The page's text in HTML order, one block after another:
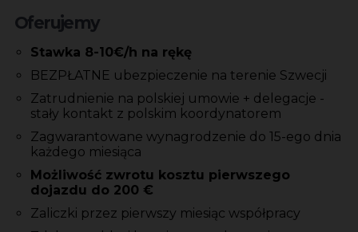
Oferujemy
Stawka 8-10€/h na rękę
BEZPŁATNE ubezpieczenie na terenie Szwecji
Zatrudnienie na polskiej umowie + delegacje -
stały kontakt z polskim koordynatorem
Zagwarantowane wynagrodzenie do 15-ego dnia
każdego miesiąca
Możliwość zwrotu kosztu pierwszego
dojazdu do 200 €
Zaliczki przez pierwszy miesiąc współpracy